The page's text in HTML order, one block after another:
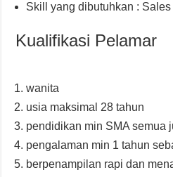
Skill yang dibutuhkan :
Kualifikasi Pelamar
wanita
usia maksimal 28 tahun
pendidikan min SMA semua
pengalaman min 1 tahun
berpenampilan rapi dan